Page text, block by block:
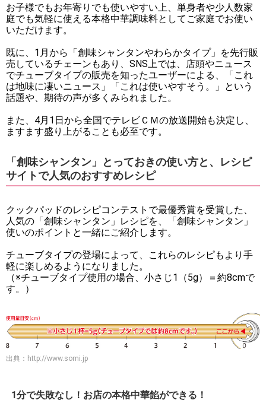
お子様でもお年寄りでも使いやすい上、単身者や少人数家
庭でも気軽に使える本格中華調味料としてご家庭でお使い
いただけます。
既に、1月から「創味シャンタンやわらかタイプ」を先行販
売しているチェーンもあり、SNS上では、店頭やニュース
でチューブタイプの販売を知ったユーザーによる、「これ
は地味に凄いニュース」「これは使いやすそう。」という
話題や、期待の声が多くみられました。
また、4月1日から全国でテレビＣＭの放送開始も決定し、
ますます盛り上がることも必至です。
「創味シャンタン」とっておきの使い方と、レシピ
サイトで人気のおすすめレシピ
クックパッドのレシピコンテストで最優秀賞を受賞した、
人気の「創味シャンタン」レシピを、「創味シャンタン」
使いのポイントと一緒にご紹介します。
チューブタイプの登場によって、これらのレシピもより手
軽に楽しめるようになりました。
（※チューブタイプ使用の場合、小さじ1（5g）＝約8cmで
す。）
出典： http://www.somi.jp
1分で失敗なし！お店の本格中華餡ができる！